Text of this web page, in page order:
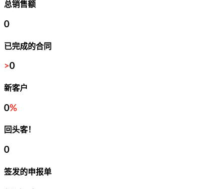
总销售额
0
已完成的合同
>0
新客户
0%
回头客！
0
签发的申报单